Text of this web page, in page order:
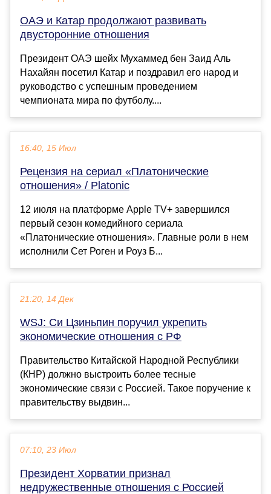
ОАЭ и Катар продолжают развивать
двусторонние отношения
Президент ОАЭ шейх Мухаммед бен Заид Аль
Нахайян посетил Катар и поздравил его народ и
руководство с успешным проведением
чемпионата мира по футболу....
16:40, 15 Июл
Рецензия на сериал «Платонические
отношения» / Platonic
12 июля на платформе Apple TV+ завершился
первый сезон комедийного сериала
«Платонические отношения». Главные роли в нем
исполнили Сет Роген и Роуз Б...
21:20, 14 Дек
WSJ: Си Цзиньпин поручил укрепить
экономические отношения с РФ
Правительство Китайской Народной Республики
(КНР) должно выстроить более тесные
экономические связи с Россией. Такое поручение к
правительству выдвин...
07:10, 23 Июл
Президент Хорватии признал
недружественные отношения с Россией